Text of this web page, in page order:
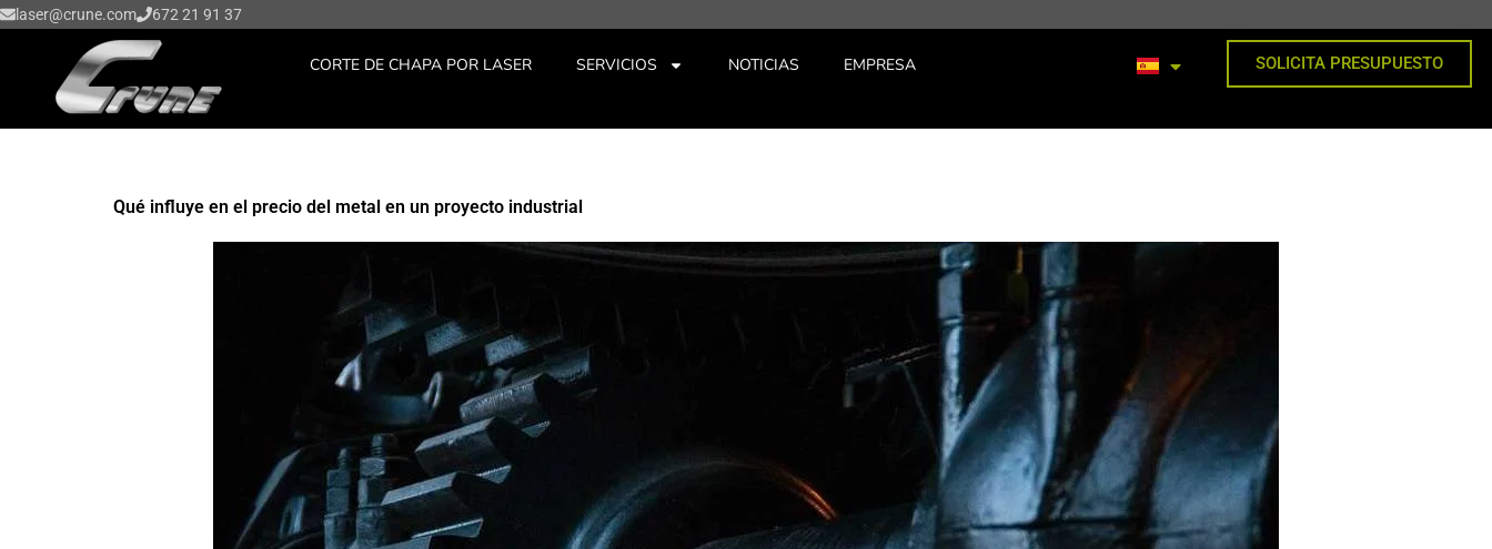
Ir
contenido
laser@crune.com 672 21 91 37
CORTE DE CHAPA POR LASER SERVICIOS NOTICIAS EMPRESA SOLICITA PRESUPUESTO
Qué influye en el precio del metal en un proyecto industrial